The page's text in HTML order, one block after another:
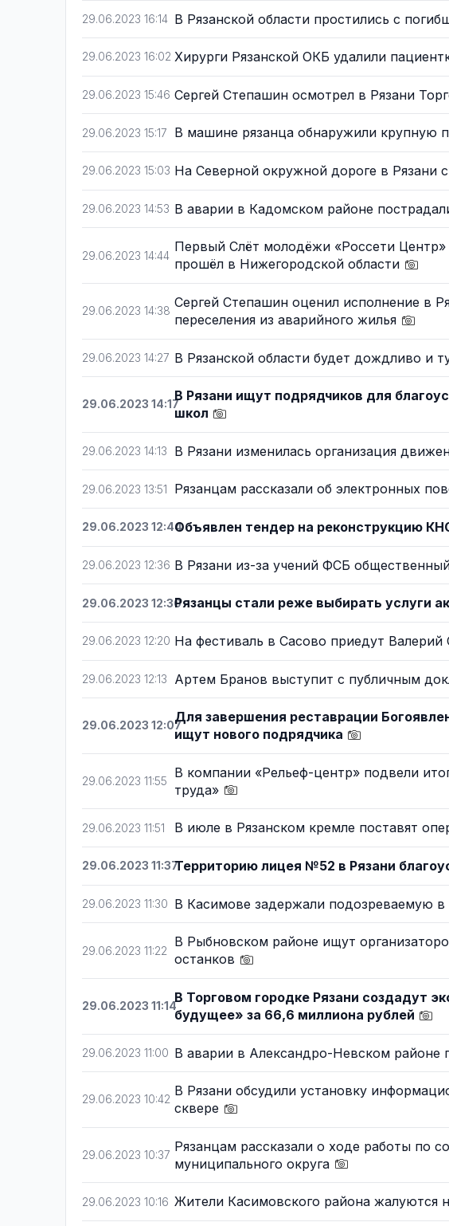
29.06.2023 16:14 В Рязанской области простились с
29.06.2023 16:02 Хирурги Рязанской ОКБ удалили
29.06.2023 15:46 Сергей Степашин осмотрел в Рязани
29.06.2023 15:17 В машине рязанца обнаружили крупную
29.06.2023 15:03 На Северной окружной дороге в Рязани
29.06.2023 14:53 В аварии в Кадомском районе
29.06.2023 14:44
Первый Слёт молодёжи «Россети
прошёл в Нижегородской области
29.06.2023 14:38
Сергей Степашин оценил исполнение в
переселения из аварийного жилья
29.06.2023 14:27 В Рязанской области будет дождливо и
29.06.2023 14:17
В Рязани ищут подрядчиков для
школ
29.06.2023 14:13 В Рязани изменилась организация
29.06.2023 13:51 Рязанцам рассказали об электронных
29.06.2023 12:44Объявлен тендер на реконструкцию
29.06.2023 12:36 В Рязани из-за учений ФСБ
29.06.2023 12:30Рязанцы стали реже выбирать услуги
29.06.2023 12:20 На фестиваль в Сасово приедут
29.06.2023 12:13 Артем Бранов выступит с публичным
29.06.2023 12:07
Для завершения реставрации
ищут нового подрядчика
29.06.2023 11:55
В компании «Рельеф-центр» подвели
труда»
29.06.2023 11:51 В июле в Рязанском кремле поставят
29.06.2023 11:37Территорию лицея №52 в Рязани
29.06.2023 11:30 В Касимове задержали подозреваемую
29.06.2023 11:22
В Рыбновском районе ищут
останков
29.06.2023 11:14
В Торговом городке Рязани создадут
будущее» за 66,6 миллиона рублей
29.06.2023 11:00 В аварии в Александро-Невском районе
29.06.2023 10:42
В Рязани обсудили установку
сквере
29.06.2023 10:37
Рязанцам рассказали о ходе работы по
муниципального округа
29.06.2023 10:16 Жители Касимовского района жалуются